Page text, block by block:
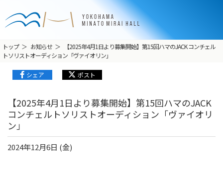
トップ お知らせ
【2025年4月1日より募集開始】第15回ハマのJACK コンチェル
トソリストオーディション「ヴァイオリン」
シェア ポスト
【2025年4月1日より募集開始】第15回ハマのJACK
コンチェルトソリストオーディション「ヴァイオリ
ン」
2024年12月6日 (金)